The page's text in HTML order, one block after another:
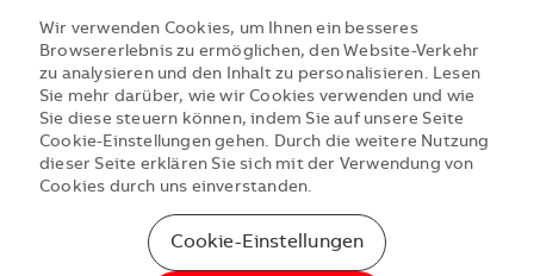
Wir verwenden Cookies, um Ihnen ein besseres
Browsererlebnis zu ermöglichen, den Website-Verkehr
zu analysieren und den Inhalt zu personalisieren. Lesen
Sie mehr darüber, wie wir Cookies verwenden und wie
Sie diese steuern können, indem Sie auf unsere Seite
Cookie-Einstellungen gehen. Durch die weitere Nutzung
dieser Seite erklären Sie sich mit der Verwendung von
Cookies durch uns einverstanden.
Cookie-Einstellungen